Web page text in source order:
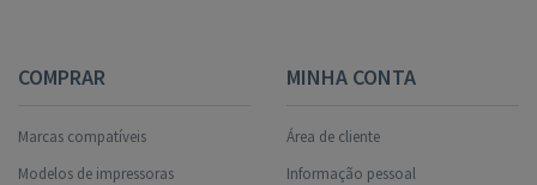
COMPRAR
Marcas compatíveis
Modelos de impressoras
MINHA CONTA
Área de cliente
Informação pessoal